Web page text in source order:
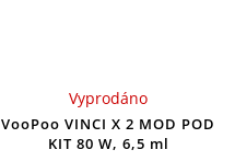
VooPoo VINCI X 2 MOD POD
KIT 80 W, 6,5 ml
Vyprodáno